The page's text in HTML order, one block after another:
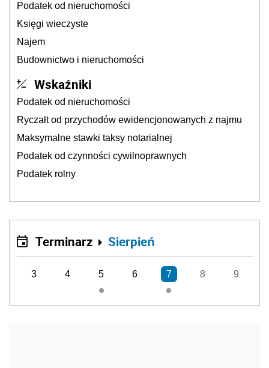
Podatek od nieruchomości
Księgi wieczyste
Najem
Budownictwo i nieruchomości
Wskaźniki
Podatek od nieruchomości
Ryczałt od przychodów ewidencjonowanych z najmu
Maksymalne stawki taksy notarialnej
Podatek od czynności cywilnoprawnych
Podatek rolny
Terminarz Sierpień
3 4 5 6 7 8 9